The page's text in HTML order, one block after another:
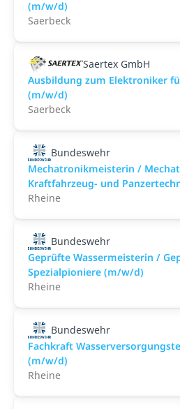
(m/w/d)
Saerbeck
Saertex GmbH
Ausbildung zum Elektroniker
(m/w/d)
Saerbeck
Bundeswehr
Mechatronikmeisterin /
Kraftfahrzeug- und
Rheine
Bundeswehr
Geprüfte Wassermeisterin /
Spezialpioniere (m/w/d)
Rheine
Bundeswehr
Fachkraft
(m/w/d)
Rheine